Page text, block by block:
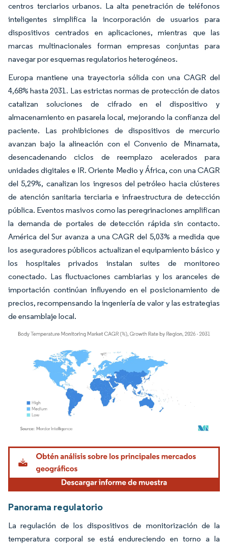
centros terciarios urbanos. La alta penetración de teléfonos
inteligentes simplifica la incorporación de usuarios para
dispositivos centrados en aplicaciones, mientras que las
marcas multinacionales forman empresas conjuntas para
navegar por esquemas regulatorios heterogéneos.
Europa mantiene una trayectoria sólida con una CAGR del
4,68% hasta 2031. Las estrictas normas de protección de datos
catalizan soluciones de cifrado en el dispositivo y
almacenamiento en pasarela local, mejorando la confianza del
paciente. Las prohibiciones de dispositivos de mercurio
avanzan bajo la alineación con el Convenio de Minamata,
desencadenando ciclos de reemplazo acelerados para
unidades digitales e IR. Oriente Medio y África, con una CAGR
del 5,29%, canalizan los ingresos del petróleo hacia clústeres
de atención sanitaria terciaria e infraestructura de detección
pública. Eventos masivos como las peregrinaciones amplifican
la demanda de portales de detección rápida sin contacto.
América del Sur avanza a una CAGR del 5,03% a medida que
los aseguradores públicos actualizan el equipamiento básico y
los hospitales privados instalan suites de monitoreo
conectado. Las fluctuaciones cambiarias y los aranceles de
importación continúan influyendo en el posicionamiento de
precios, recompensando la ingeniería de valor y las estrategias
de ensamblaje local.
Imagen © Mordor Intelligence. El uso requiere atribución según CC BY 4.0.
Panorama regulatorio
La regulación de los dispositivos de monitorización de la
temperatura corporal se está endureciendo en torno a la